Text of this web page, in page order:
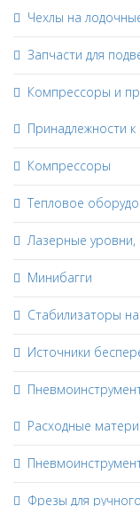
Чехлы на
Запчасти для
Компрессоры и
Принадлежности
Компрессоры
Тепловое
Лазерные
Минибагги
Стабилизаторы
Источники
Расходные
Фрезы для